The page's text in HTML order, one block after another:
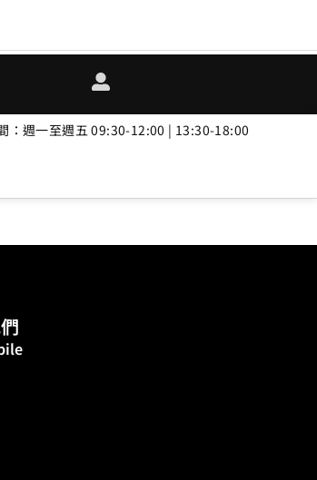
：週一至週五 09:30-12:00 | 13:30-18:00